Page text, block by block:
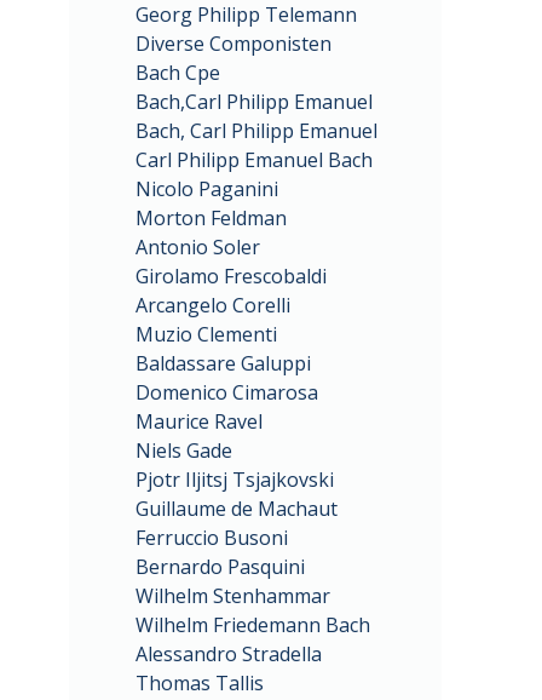
Georg Philipp Telemann
Diverse Componisten
Bach Cpe
Bach,Carl Philipp Emanuel
Bach, Carl Philipp Emanuel
Carl Philipp Emanuel Bach
Nicolo Paganini
Morton Feldman
Antonio Soler
Girolamo Frescobaldi
Arcangelo Corelli
Muzio Clementi
Baldassare Galuppi
Domenico Cimarosa
Maurice Ravel
Niels Gade
Pjotr Iljitsj Tsjajkovski
Guillaume de Machaut
Ferruccio Busoni
Bernardo Pasquini
Wilhelm Stenhammar
Wilhelm Friedemann Bach
Alessandro Stradella
Thomas Tallis